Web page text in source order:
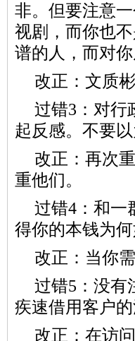
非。但要注意
视剧，而你也
谱的人，而对
改正：文质
过错3：对行
起反感。不要
改正：再次
重他们。
过错4：和一
得你的本钱为何
改正：当你
过错5：没有
疾速借用客户的
改正：在访